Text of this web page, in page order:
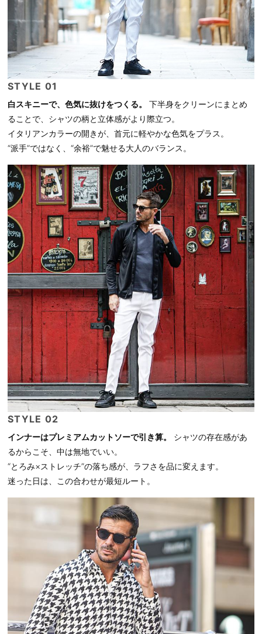
STYLE 01
白スキニーで、色気に抜けをつくる。
下半身をクリーンにまとめ
ることで、シャツの柄と立体感がより際立つ。
イタリアンカラーの開きが、首元に軽やかな色気をプラス。
“派手”ではなく、“余裕”で魅せる大人のバランス。
STYLE 02
インナーはプレミアムカットソーで引き算。
シャツの存在感があ
るからこそ、中は無地でいい。
“とろみ×ストレッチ”の落ち感が、ラフさを品に変えます。
迷った日は、この合わせが最短ルート。